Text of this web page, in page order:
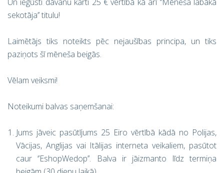
sekotāja’’ titulu!
Laimētājs tiks noteikts pēc nejaušības principa, un tiks
paziņots šī mēneša beigās.
Vēlam veiksmi!
Noteikumi balvas saņemšanai:
Jums jāveic pasūtījums 25 Eiro vērtībā kādā no Polijas,
Vācijas, Anglijas vai Itālijas interneta veikaliem, pasūtot
caur ‘’EshopWedop’’. Balva ir jāizmanto līdz termiņa